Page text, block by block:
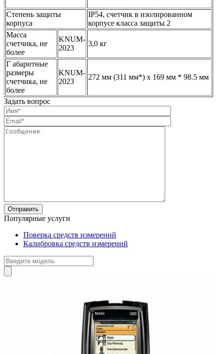
Степень защиты
корпуса
IP54, счетчик в изолированном
корпусе класса защиты 2
Масса
счетчика, не
более
KNUM-
2023
3,0 кг
Г абаритные
размеры
счетчика, не
более
KNUM-
2023
272 мм (311 мм*) х 169 мм * 98.5 мм
Задать вопрос
Популярные услуги
Поверка средств измерений
Калибровка средств измерений